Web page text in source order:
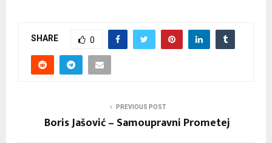
SHARE 0
PREVIOUS POST
Boris Jašović – Samoupravni Prometej